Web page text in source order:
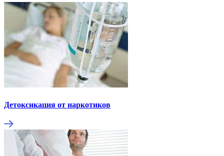
Детоксикация от наркотиков